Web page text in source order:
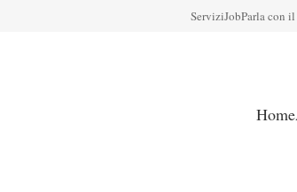
ServiziJobParla con
Home